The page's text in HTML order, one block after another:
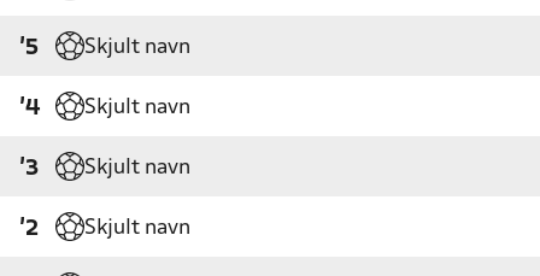
'5 Skjult navn
'4 Skjult navn
'3 Skjult navn
'2 Skjult navn